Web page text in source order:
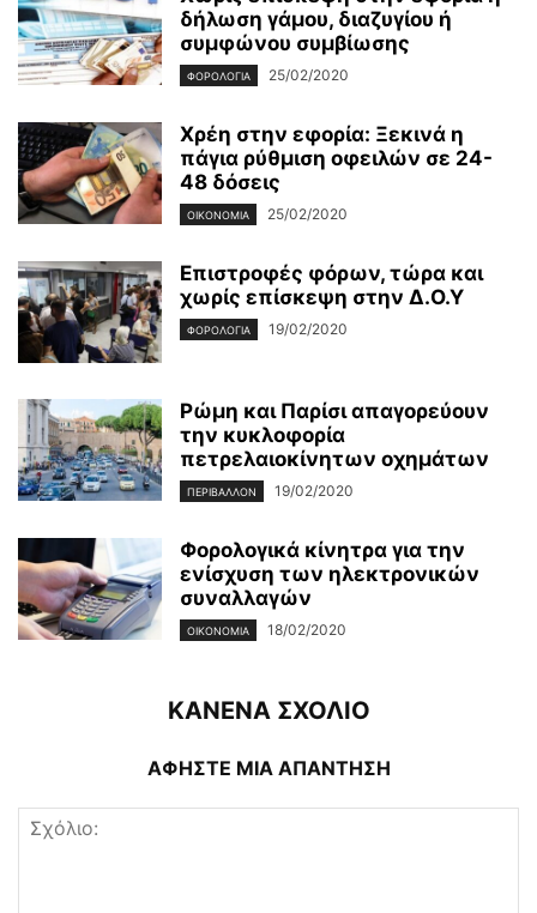
δήλωση γάμου, διαζυγίου ή
συμφώνου συμβίωσης
ΦΟΡΟΛΟΓΊΑ 25/02/2020
Χρέη στην εφορία: Ξεκινά η
πάγια ρύθμιση οφειλών σε 24-
48 δόσεις
ΟΙΚΟΝΟΜΊΑ 25/02/2020
Επιστροφές φόρων, τώρα και
χωρίς επίσκεψη στην Δ.Ο.Υ
ΦΟΡΟΛΟΓΊΑ 19/02/2020
Ρώμη και Παρίσι απαγορεύουν
την κυκλοφορία
πετρελαιοκίνητων οχημάτων
ΠΕΡΙΒΆΛΛΟΝ 19/02/2020
Φορολογικά κίνητρα για την
ενίσχυση των ηλεκτρονικών
συναλλαγών
ΟΙΚΟΝΟΜΊΑ 18/02/2020
ΚΑΝΕΝΑ ΣΧΟΛΙΟ
ΑΦΗΣΤΕ ΜΙΑ ΑΠΑΝΤΗΣΗ